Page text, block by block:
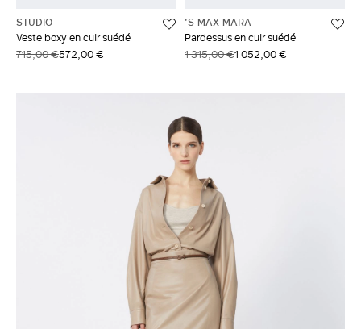
STUDIO
Veste boxy en cuir suédé
715,00 €572,00 €
'S MAX MARA
Pardessus en cuir suédé
1 315,00 €1 052,00 €